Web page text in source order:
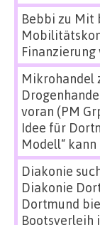
Bebbi zu Mit
Mikrohandel
voran (PM
Idee für
Modell“
Diakonie
Diakonie
Dortmund
Bootsverleih